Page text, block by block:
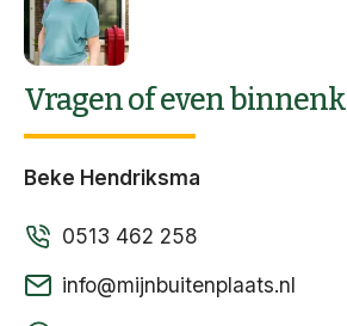
Vragen of even
Beke Hendriksma
0513 462 258
info@mijnbuitenplaats.nl